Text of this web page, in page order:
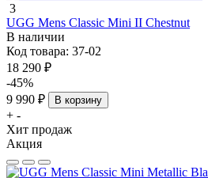
3
UGG Mens Classic Mini II Chestnut
В наличии
Код товара: 37-02
18 290 ₽
-45%
9 990 ₽
В корзину
+ -
Хит продаж
Акция